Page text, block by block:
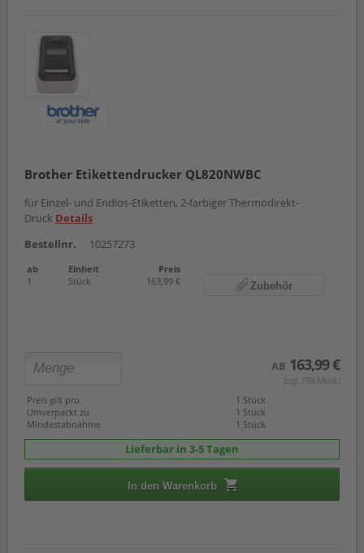
Brother Etikettendrucker QL820NWBC
für Einzel- und Endlos-Etiketten, 2-farbiger Thermodirekt-
Druck Details
Bestellnr.
10257273
ab Einheit
Preis
1
Stück 163,99 € Zubehör
AB 163,99 €
(zzgl. 19% Mwst.)
Preis gilt pro
1 Stück
Umverpackt zu
1 Stück
Mindestabnahme
1 Stück
Lieferbar in 3-5 Tagen
In den Warenkorb